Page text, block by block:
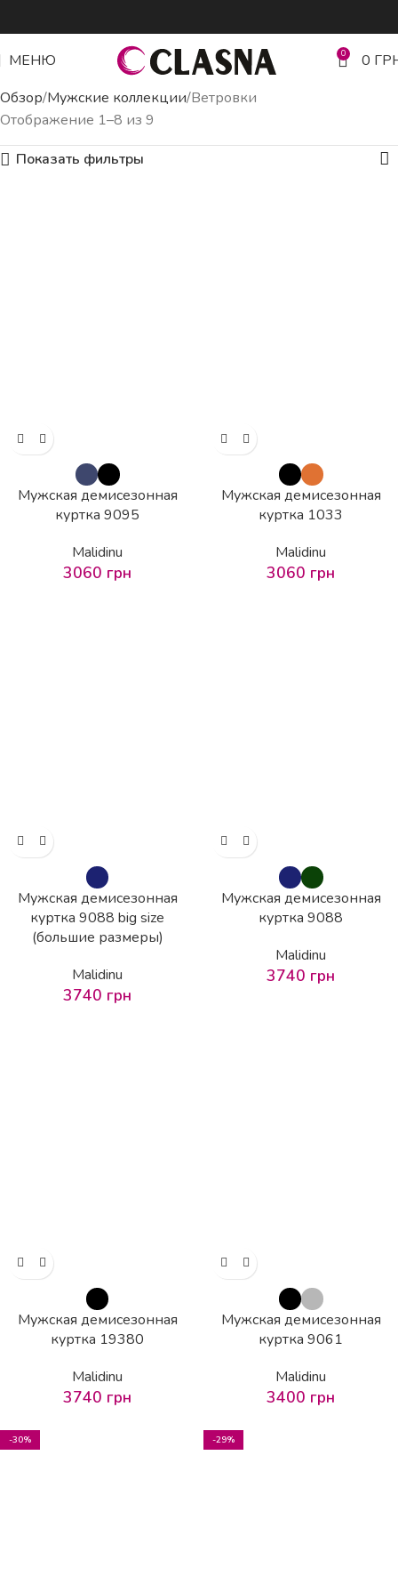
МЕНЮ 0 0
Обзор Мужские коллекции Ветровки
Отображение 1–8 из 9
Показать фильтры
Мужская демисезонная
куртка 9095
Malidinu
3060 грн
Мужская демисезонная
куртка 1033
Malidinu
3060 грн
Мужская демисезонная
куртка 9088 big size
(большие размеры)
Malidinu
3740 грн
Мужская демисезонная
куртка 9088
Malidinu
3740 грн
Мужская демисезонная
куртка 19380
Malidinu
3740 грн
Мужская демисезонная
куртка 9061
Malidinu
3400 грн
-30% -29%